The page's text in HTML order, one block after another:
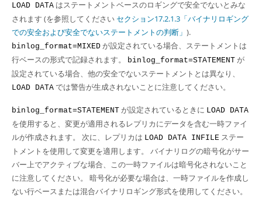
More
MySQL.com
Downloads
Developer Zone
LOAD DATA はステートメントベースのロギングで安全でないとみな
されます (を参照してください セクション17.2.1.3「バイナリロギング
での安全および安全でないステートメントの判断」 ).
binlog_format=MIXED が設定されている場合、ステートメントは
行ベースの形式で記録されます。
binlog_format=STATEMENT が
設定されている場合、他の安全でないステートメントとは異なり、
LOAD DATA では警告が生成されないことに注意してください。
binlog_format=STATEMENT が設定されているときに LOAD DATA
を使用すると、変更が適用されるレプリカにデータを含む一時ファイ
ルが作成されます。 次に、レプリカは LOAD DATA INFILE ステー
トメントを使用して変更を適用します。 バイナリログの暗号化がサー
バー上でアクティブな場合、この一時ファイルは暗号化されないこと
に注意してください。 暗号化が必要な場合は、一時ファイルを作成し
ない行ベースまたは混合バイナリロギング形式を使用してください。